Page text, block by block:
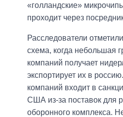
«голландские»
проходит через
Расследователи
схема, когда небольшая
компаний получает
экспортирует их в
компаний входит в
США из-за поставок для
оборонного комплекса.